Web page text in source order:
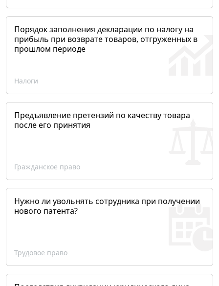
Порядок заполнения декларации по налогу на
прибыль при возврате товаров, отгруженных в
прошлом периоде
Налоги
Предъявление претензий по качеству товара
после его принятия
Гражданское право
Нужно ли увольнять сотрудника при получении
нового патента?
Трудовое право